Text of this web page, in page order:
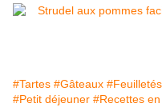
#Tartes #Gâteaux #Feuilletés
#Petit déjeuner #Recettes